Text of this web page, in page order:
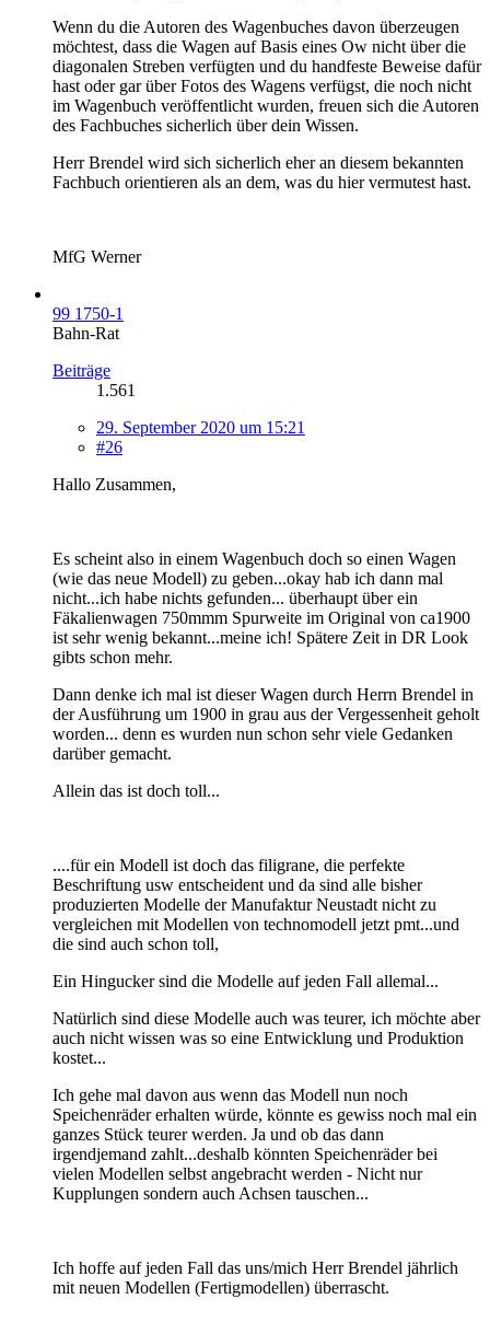
Wenn du die Autoren des Wagenbuches davon überzeugen
möchtest, dass die Wagen auf Basis eines Ow nicht über die
diagonalen Streben verfügten und du handfeste Beweise dafür
hast oder gar über Fotos des Wagens verfügst, die noch nicht
im Wagenbuch veröffentlicht wurden, freuen sich die Autoren
des Fachbuches sicherlich über dein Wissen.
Herr Brendel wird sich sicherlich eher an diesem bekannten
Fachbuch orientieren als an dem, was du hier vermutest hast.
MfG Werner
99 1750-1
Bahn-Rat
Beiträge
1.561
29. September 2020 um 15:21
#26
Hallo Zusammen,
Es scheint also in einem Wagenbuch doch so einen Wagen
(wie das neue Modell) zu geben...okay hab ich dann mal
nicht...ich habe nichts gefunden... überhaupt über ein
Fäkalienwagen 750mmm Spurweite im Original von ca1900
ist sehr wenig bekannt...meine ich! Spätere Zeit in DR Look
gibts schon mehr.
Dann denke ich mal ist dieser Wagen durch Herrn Brendel in
der Ausführung um 1900 in grau aus der Vergessenheit geholt
worden... denn es wurden nun schon sehr viele Gedanken
darüber gemacht.
Allein das ist doch toll...
....für ein Modell ist doch das filigrane, die perfekte
Beschriftung usw entscheident und da sind alle bisher
produzierten Modelle der Manufaktur Neustadt nicht zu
vergleichen mit Modellen von technomodell jetzt pmt...und
die sind auch schon toll,
Ein Hingucker sind die Modelle auf jeden Fall allemal...
Natürlich sind diese Modelle auch was teurer, ich möchte aber
auch nicht wissen was so eine Entwicklung und Produktion
kostet...
Ich gehe mal davon aus wenn das Modell nun noch
Speichenräder erhalten würde, könnte es gewiss noch mal ein
ganzes Stück teurer werden. Ja und ob das dann
irgendjemand zahlt...deshalb könnten Speichenräder bei
vielen Modellen selbst angebracht werden - Nicht nur
Kupplungen sondern auch Achsen tauschen...
Ich hoffe auf jeden Fall das uns/mich Herr Brendel jährlich
mit neuen Modellen (Fertigmodellen) überrascht.